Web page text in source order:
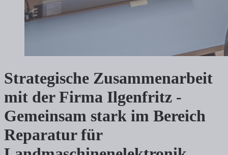
Strategische Zusammenarbeit
mit der Firma Ilgenfritz -
Gemeinsam stark im Bereich
Reparatur für